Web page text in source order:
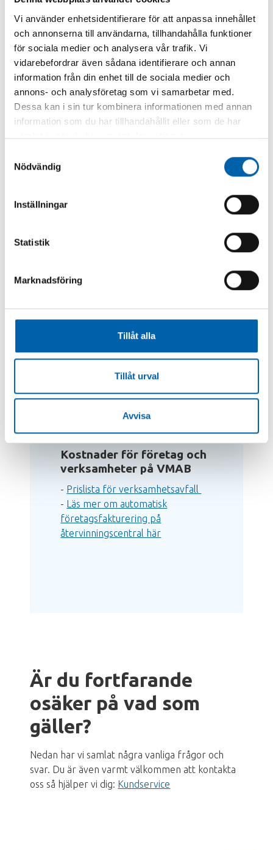
Vi använder enhetsidentifierare för att anpassa innehållet
och annonserna till användarna, tillhandahålla funktioner
för sociala medier och analysera vår trafik. Vi
vidarebefordrar även sådana identifierare och annan
information från din enhet till de sociala medier och
annons- och analysföretag som vi samarbetar med.
Dessa kan i sin tur kombinera informationen med annan
information som du har tillhandahållit eller som de har
samlat in när du har använt deras tjänster.
Nödvändig
Inställningar
Statistik
Marknadsföring
Tillåt alla
Tillåt urval
Avvisa
Andra typer av
avfall från
verksamhet
I många verksamheter uppstår
också avfall som inte klassas som
kommunalt avfall - det kan till
exempel vara materialspill,
rivningsavfall eller farligt avfall.
som kommunalt avfall.
till exempel genom att:
- anlita en entreprenör för
- lämna avfallet till en godkänd
mottagare
återvinningscentraler eller genom
vågen på vår anläggning i Mörrum.
Observera att detta kostar, läs
Kostnader för företag och
verksamheter på VMAB
- Prislista för verksamhetsavfall
- Läs mer om automatisk
företagsfakturering på
återvinningscentral här
Är du fortfarande
osäker på vad som
gäller?
Nedan har vi samlat några vanliga frågor och
svar. Du är även varmt välkommen att kontakta
oss så hjälper vi dig: Kundservice